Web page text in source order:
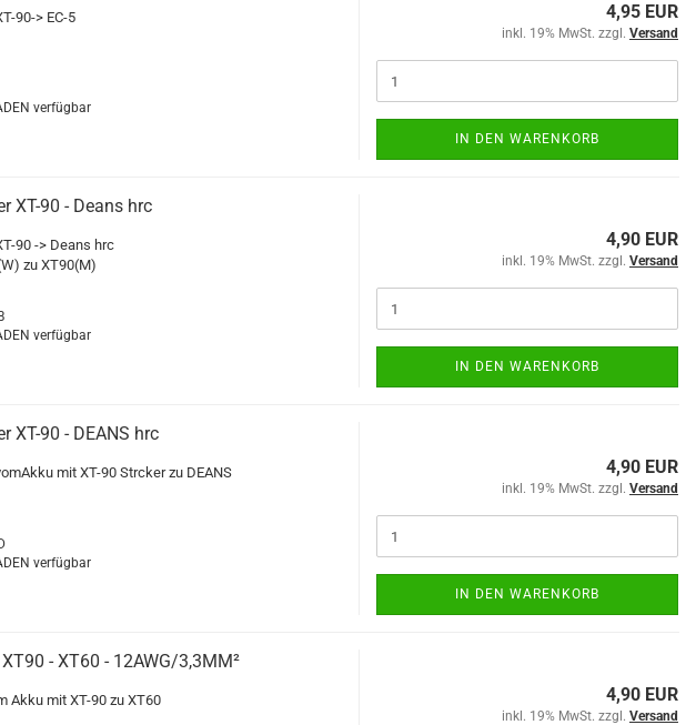
90-> EC-5
verfügbar
4,95 EUR
inkl. 19% MwSt. zzgl. Versand
IN DEN WARENKORB
XT-90 - Deans hrc
90 -> Deans hrc
zu XT90(M)
verfügbar
4,90 EUR
inkl. 19% MwSt. zzgl. Versand
IN DEN WARENKORB
XT-90 - DEANS hrc
mit XT-90 Strcker zu DEANS
verfügbar
4,90 EUR
inkl. 19% MwSt. zzgl. Versand
IN DEN WARENKORB
- XT60 - 12AWG/3,3MM²
Akku mit XT-90 zu XT60 4,90 EUR
inkl. 19% MwSt. zzgl. Versand